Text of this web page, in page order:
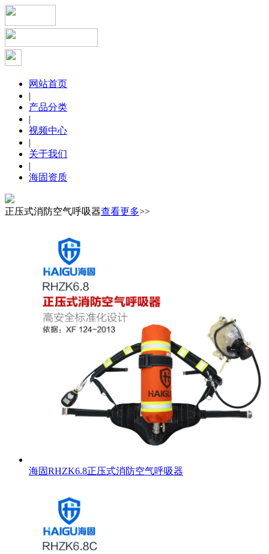
网站首页
|
产品分类
|
视频中心
|
关于我们
|
海固资质
正压式消防空气呼吸器查看更多>>
海固RHZK6.8正压式消防空气呼吸器